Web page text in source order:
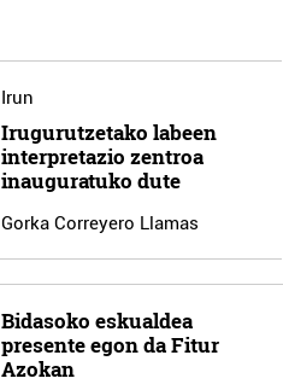
Irun
Irugurutzetako labeen
interpretazio zentroa
inauguratuko dute
Gorka Correyero Llamas
Bidasoko eskualdea
presente egon da Fitur
Azokan